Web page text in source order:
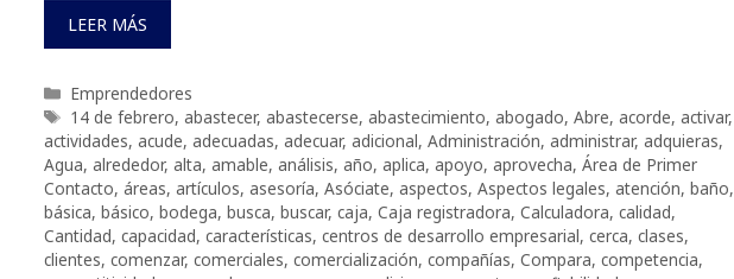
LEER MÁS
Categorías
Emprendedores
Etiquetas
14 de febrero, abastecer, abastecerse, abastecimiento, abogado, Abre, acorde, activar,
actividades, acude, adecuadas, adecuar, adicional, Administración, administrar, adquieras,
Agua, alrededor, alta, amable, análisis, año, aplica, apoyo, aprovecha, Área de Primer
Contacto, áreas, artículos, asesoría, Asóciate, aspectos, Aspectos legales, atención, baño,
básica, básico, bodega, busca, buscar, caja, Caja registradora, Calculadora, calidad,
Cantidad, capacidad, características, centros de desarrollo empresarial, cerca, clases,
clientes, comenzar, comerciales, comercialización, compañías, Compara, competencia,